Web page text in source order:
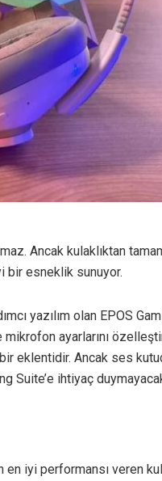
Ancak kulaklıktan
esneklik sunuyor.
yazılım olan EPOS
mikrofon ayarlarını
eklentidir. Ancak ses
Suite’e ihtiyaç
iyi performansı veren